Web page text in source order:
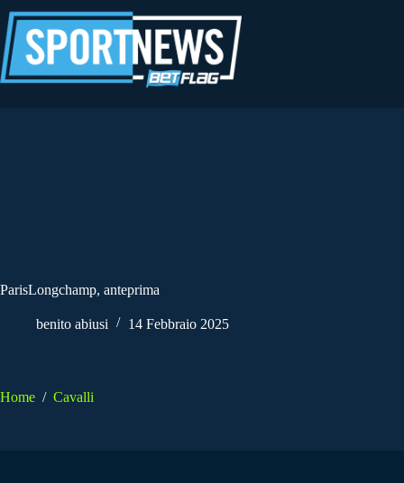
al
contenuto
ParisLongchamp, anteprima
benito abiusi 14 Febbraio 2025
Home / Cavalli